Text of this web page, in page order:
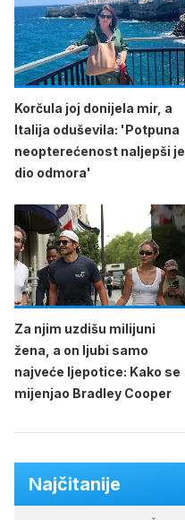
Korčula joj donijela mir, a
Italija oduševila: 'Potpuna
neopterećenost naljepši je
dio odmora'
Za njim uzdišu milijuni
žena, a on ljubi samo
najveće ljepotice: Kako se
mijenjao Bradley Cooper
Najčitanije